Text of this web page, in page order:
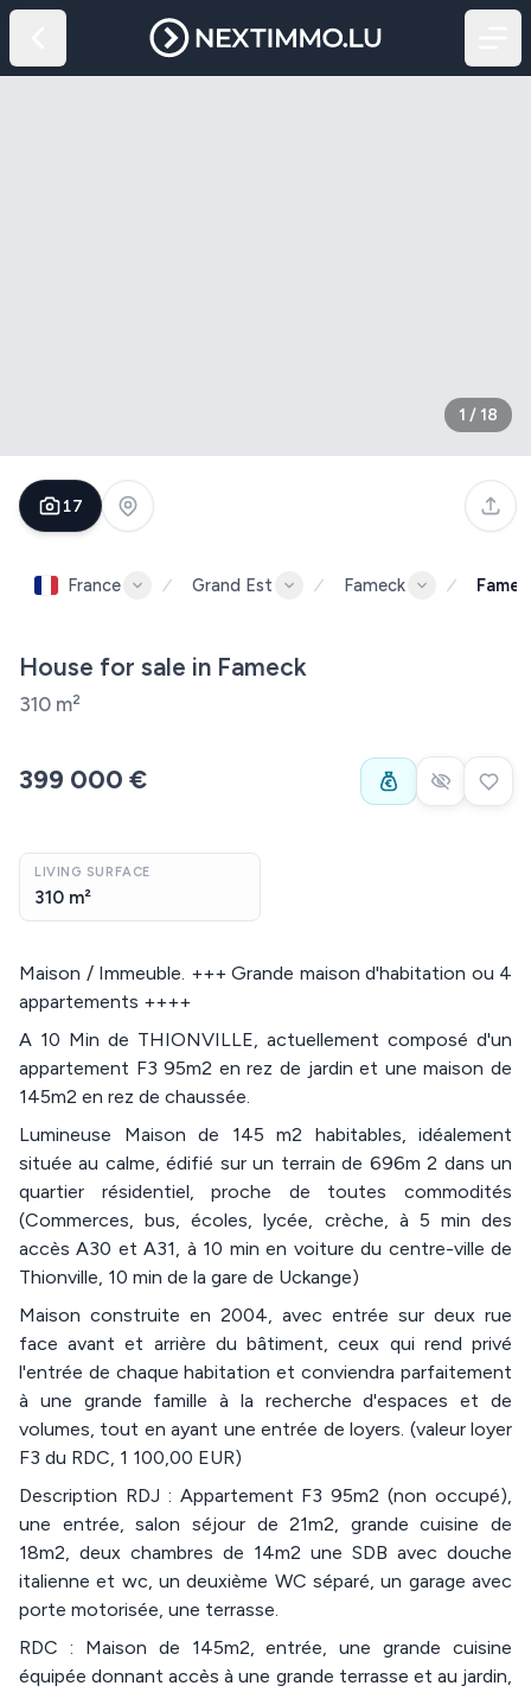
1 / 18
17
France Grand Est Fameck
House for sale in Fameck
310 m²
399 000 €
LIVING SURFACE
310 m²
Maison / Immeuble. +++ Grande maison d'habitation ou 4
appartements ++++
A 10 Min de THIONVILLE, actuellement composé d'un
appartement F3 95m2 en rez de jardin et une maison de
145m2 en rez de chaussée.
Lumineuse Maison de 145 m2 habitables, idéalement
située au calme, édifié sur un terrain de 696m 2 dans un
quartier résidentiel, proche de toutes commodités
(Commerces, bus, écoles, lycée, crèche, à 5 min des
accès A30 et A31, à 10 min en voiture du centre-ville de
Thionville, 10 min de la gare de Uckange)
Maison construite en 2004, avec entrée sur deux rue
face avant et arrière du bâtiment, ceux qui rend privé
l'entrée de chaque habitation et conviendra parfaitement
à une grande famille à la recherche d'espaces et de
volumes, tout en ayant une entrée de loyers. (valeur loyer
F3 du RDC, 1 100,00 EUR)
Description RDJ : Appartement F3 95m2 (non occupé),
une entrée, salon séjour de 21m2, grande cuisine de
18m2, deux chambres de 14m2 une SDB avec douche
italienne et wc, un deuxième WC séparé, un garage avec
porte motorisée, une terrasse.
RDC : Maison de 145m2, entrée, une grande cuisine
équipée donnant accès à une grande terrasse et au jardin,